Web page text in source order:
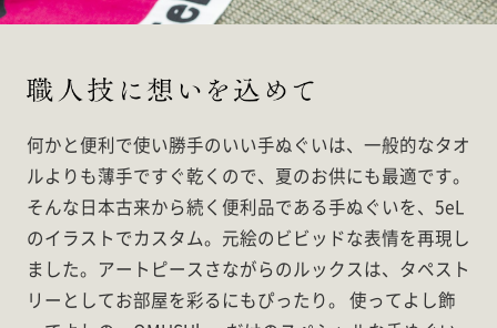
何かと便利で使い勝手のいい手ぬぐいは、一般的なタオ
ルよりも薄手ですぐ乾くので、夏のお供にも最適です。
そんな日本古来から続く便利品である手ぬぐいを、5eL
のイラストでカスタム。元絵のビビッドな表情を再現し
ました。アートピースさながらのルックスは、タペスト
リーとしてお部屋を彩るにもぴったり。 使ってよし飾